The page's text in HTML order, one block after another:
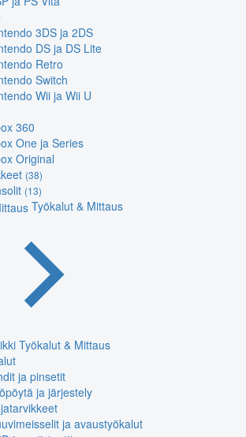
3DS ja 2DS
DS ja DS Lite
Retro
Switch
Wii ja Wii U
360
One ja Series
Original
(38)
(13)
Työkalut & Mittaus
Työkalut & Mittaus
ja pinsetit
ja järjestely
ja avaustyökalut